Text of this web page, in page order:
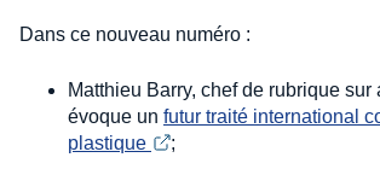
Dans ce nouveau numéro :
Matthieu Barry, chef de rubrique sur
évoque un futur traité international
plastique
;